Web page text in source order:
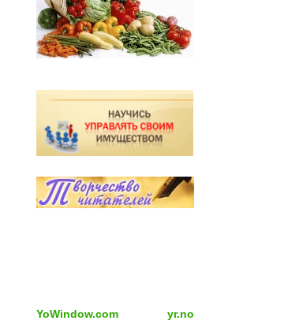
YoWindow.com yr.no